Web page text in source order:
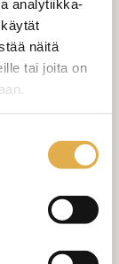
analytiikka-
näitä
tai joita on